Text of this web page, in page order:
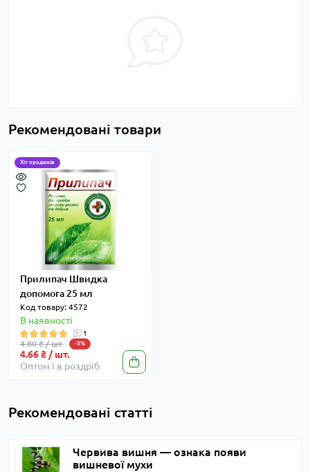
Рекомендовані товари
Хіт продажів
Прилипач Швидка
допомога 25 мл
Код товару: 4572
В наявності
1
4.80 ₴ / шт. -3%
4.66 ₴ / шт.
Оптом і в роздріб
Рекомендовані статті
Червива вишня — ознака появи
вишневої мухи